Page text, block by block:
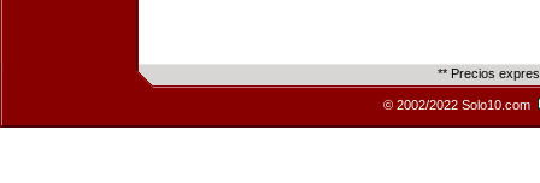
** Precios
© 2002/2022 Solo10.com